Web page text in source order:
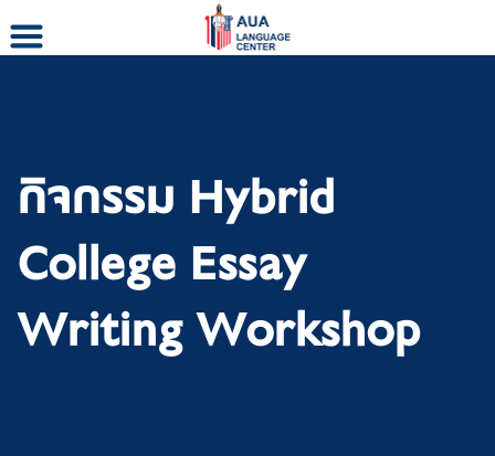
กิจกรรม Hybrid
College Essay
Writing Workshop